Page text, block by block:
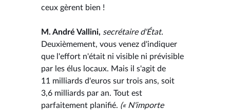
ceux gèrent bien !
M. André Vallini, secrétaire d'État.
Deuxièmement, vous venez d'indiquer
que l'effort n'était ni visible ni prévisible
par les élus locaux. Mais il s'agit de
11 milliards d'euros sur trois ans, soit
3,6 milliards par an. Tout est
parfaitement planifié. (« N'importe